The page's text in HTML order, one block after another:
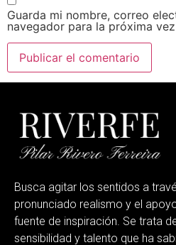
Guarda mi nombre, correo
navegador para la próxima
Busca agitar los sentidos a
pronunciado realismo y el
fuente de inspiración. Se trata
sensibilidad y talento que ha